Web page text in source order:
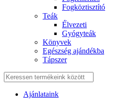
Fogköztisztító
Teák
É́lvezeti
Gyógyteák
Könyvek
Egészség ajándékba
Tápszer
Ajánlataink